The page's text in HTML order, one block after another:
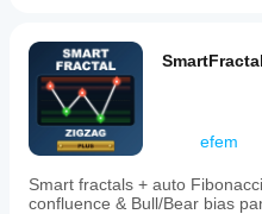
efem
Smart fractals + auto
confluence & Bull/Bear bias